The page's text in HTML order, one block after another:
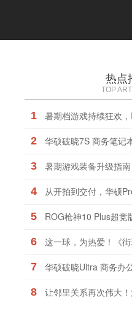
热点
TOP
1 暑期档游戏持续狂欢
2 华硕破晓7S 商务笔记
3 暑期游戏装备升级指
4 从开拍到交付，华硕
5 ROG枪神10 Plus超竞
6 这一球，为热爱！《
7 华硕破晓Ultra 商务办
8 让邻里关系再次伟大